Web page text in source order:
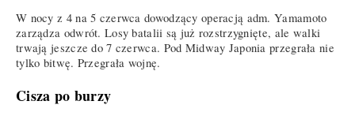
W nocy z 4 na 5 czerwca dowodzący operacją adm. Yamamoto
zarządza odwrót. Losy batalii są już rozstrzygnięte, ale walki
trwają jeszcze do 7 czerwca. Pod Midway Japonia przegrała nie
tylko bitwę. Przegrała wojnę.
Cisza po burzy